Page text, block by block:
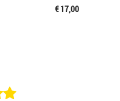
€ 17,00